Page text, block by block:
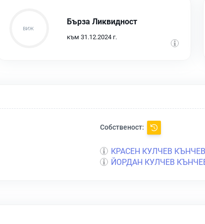
Бърза Ликвидност
към 31.12.2024 г.
Собственост:
КРАСЕН КУЛЧЕВ КЪНЧЕВ
ЙОРДАН КУЛЧЕВ